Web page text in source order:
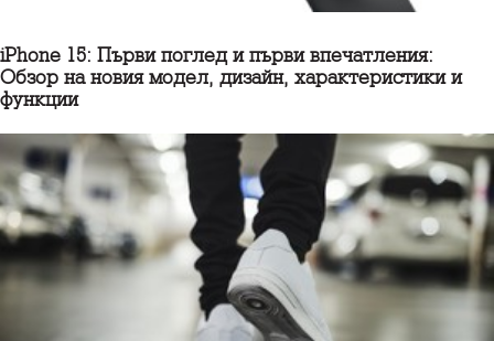
iPhone 15: Първи поглед и първи впечатления:
Обзор на новия модел, дизайн, характеристики и
функции